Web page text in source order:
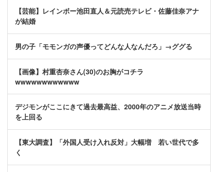
【芸能】レインボー池田直人＆元読売テレビ・佐藤佳奈アナ
が結婚
男の子「モモンガの声優ってどんな人なんだろ」→ググる
【画像】村重杏奈さん(30)のお胸がコチラ
wwwwwwwwwwww
デジモンがここにきて過去最高益、2000年のアニメ放送当時
を上回る
【東大調査】「外国人受け入れ反対」大幅増 若い世代で多
く